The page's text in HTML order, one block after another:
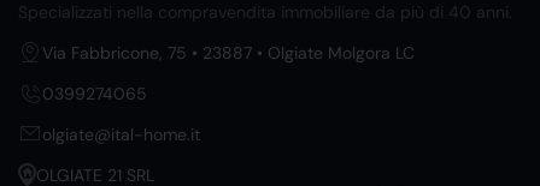
Specializzati nella compravendita immobiliare da più di 40 anni.
Via Fabbricone, 75 • 23887 • Olgiate Molgora LC
0399274065
olgiate@ital-home.it
OLGIATE 21 SRL